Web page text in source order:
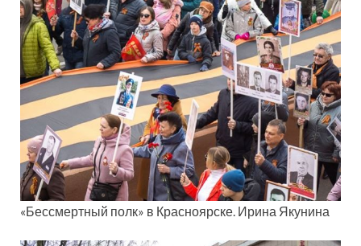
«Бессмертный полк» в Красноярске. Ирина Якунина